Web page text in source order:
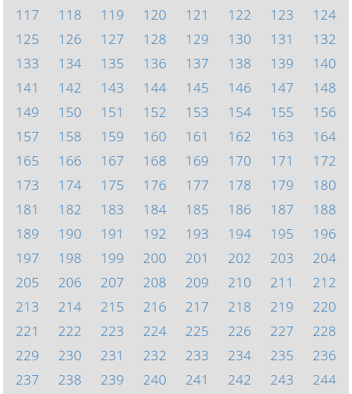
117
118 119 120 121 122 123
124
125
126 127 128 129 130 131
132
133
134 135 136 137 138 139
140
141
142 143 144 145 146 147
148
149
150 151 152 153 154 155
156
157
158 159 160 161 162 163
164
165
166 167 168 169 170 171
172
173
174 175 176 177 178 179
180
181
182 183 184 185 186 187
188
189
190 191 192 193 194 195
196
197
198 199 200 201 202 203
204
205
206 207 208 209 210 211
212
213
214 215 216 217 218 219
220
221
222 223 224 225 226 227
228
229
230 231 232 233 234 235
236
237
238 239 240 241 242 243
244